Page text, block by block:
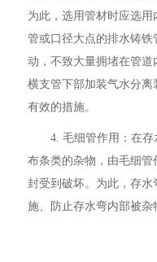
为此，选用管材时应选
管或口径大点的排水铸
动，不致大量拥堵在管
横支管下部加装气水分
有效的措施。
4. 毛细管作用：在存
布条类的杂物，由毛细
封受到破坏。为此，存
施、防止存水弯内部被杂